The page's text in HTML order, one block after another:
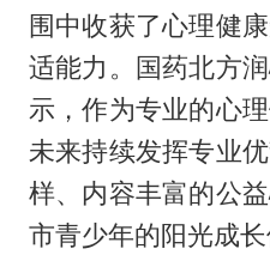
围中收获了心理健
适能力。国药北方
示，作为专业的心
未来持续发挥专业
样、内容丰富的公
市青少年的阳光成长